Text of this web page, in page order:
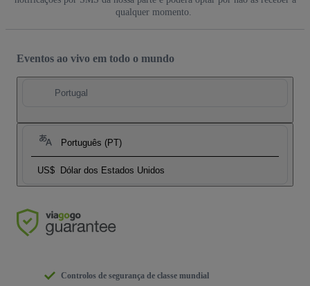
qualquer momento.
Eventos ao vivo em todo o mundo
Portugal
Português (PT)
US$ Dólar dos Estados Unidos
Controlos de segurança de classe mundial